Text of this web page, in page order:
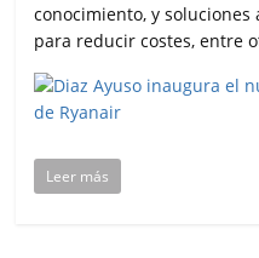
conocimiento, y
para reducir costes, entre
Leer más